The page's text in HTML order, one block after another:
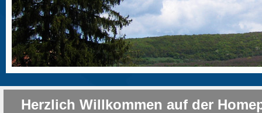
Herzlich Willkommen auf der